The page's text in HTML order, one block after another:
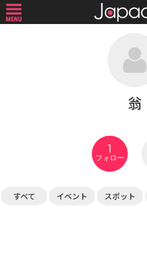
翁
1
フォロー
すべて イベント スポット